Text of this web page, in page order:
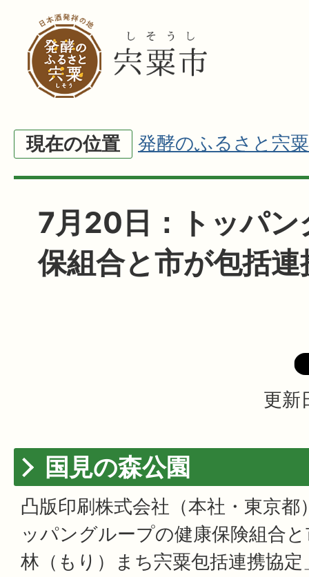
現在の位置 発酵のふるさと宍粟
7月20日：トッパン
保組合と市が包括連
更新
国見の森公園
凸版印刷株式会社（本社・東京
ッパングループの健康保険組合
林（もり）まち宍粟包括連携協